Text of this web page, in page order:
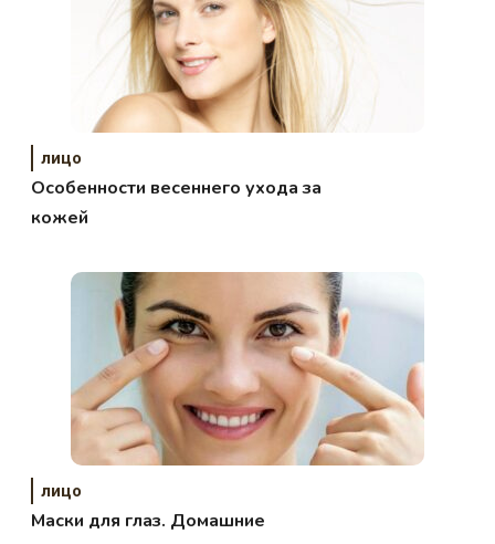
лицо
Особенности весеннего ухода за
кожей
лицо
Маски для глаз. Домашние